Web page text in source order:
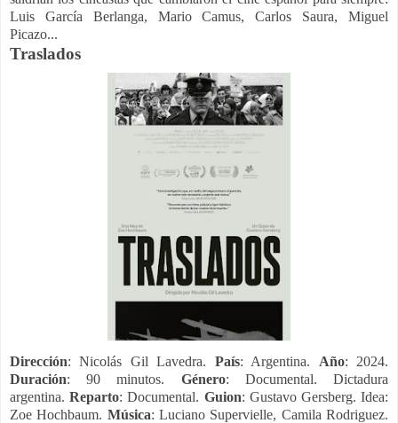
Luis García Berlanga, Mario Camus, Carlos Saura, Miguel
Picazo...
Traslados
Dirección: Nicolás Gil Lavedra. País: Argentina. Año: 2024.
Duración: 90 minutos. Género: Documental. Dictadura
argentina.Reparto: Documental. Guion: Gustavo Gersberg. Idea:
Zoe Hochbaum. Música: Luciano Supervielle, Camila Rodriguez.